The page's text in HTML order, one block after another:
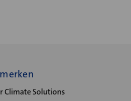
Climate Solutions